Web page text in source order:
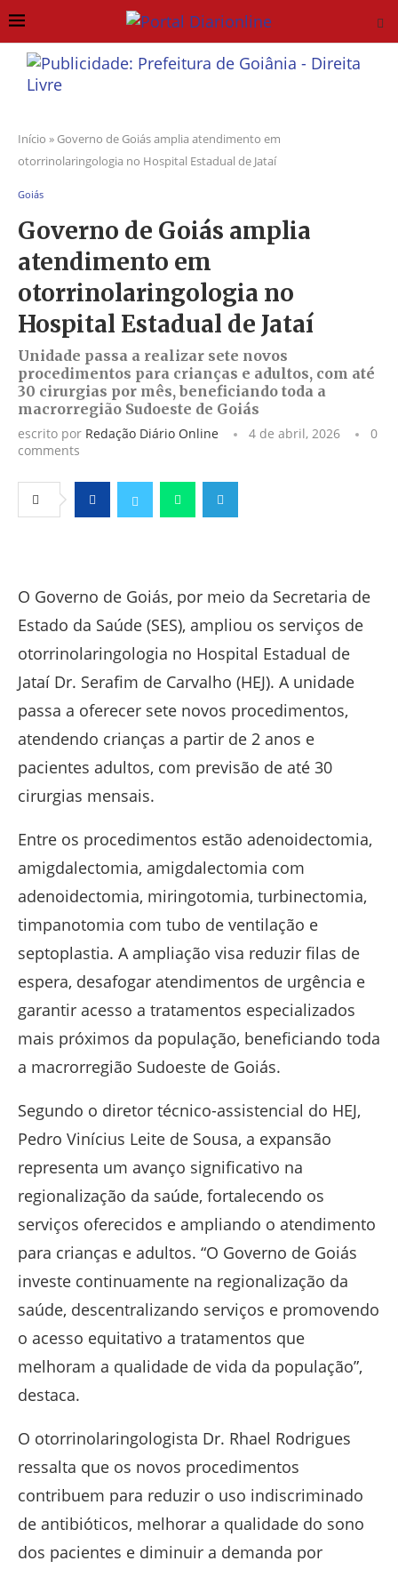
Início » Governo de Goiás amplia atendimento em
otorrinolaringologia no Hospital Estadual de Jataí
Goiás
Governo de Goiás amplia
atendimento em
otorrinolaringologia no
Hospital Estadual de Jataí
Unidade passa a realizar sete novos
procedimentos para crianças e adultos, com até
30 cirurgias por mês, beneficiando toda a
macrorregião Sudoeste de Goiás
escrito por Redação Diário Online 4 de abril, 2026
0
comments
O Governo de Goiás, por meio da Secretaria de
Estado da Saúde (SES), ampliou os serviços de
otorrinolaringologia no Hospital Estadual de
Jataí Dr. Serafim de Carvalho (HEJ). A unidade
passa a oferecer sete novos procedimentos,
atendendo crianças a partir de 2 anos e
pacientes adultos, com previsão de até 30
cirurgias mensais.
Entre os procedimentos estão adenoidectomia,
amigdalectomia, amigdalectomia com
adenoidectomia, miringotomia, turbinectomia,
timpanotomia com tubo de ventilação e
septoplastia. A ampliação visa reduzir filas de
espera, desafogar atendimentos de urgência e
garantir acesso a tratamentos especializados
mais próximos da população, beneficiando toda
a macrorregião Sudoeste de Goiás.
Segundo o diretor técnico-assistencial do HEJ,
Pedro Vinícius Leite de Sousa, a expansão
representa um avanço significativo na
regionalização da saúde, fortalecendo os
serviços oferecidos e ampliando o atendimento
para crianças e adultos. “O Governo de Goiás
investe continuamente na regionalização da
saúde, descentralizando serviços e promovendo
o acesso equitativo a tratamentos que
melhoram a qualidade de vida da população”,
destaca.
O otorrinolaringologista Dr. Rhael Rodrigues
ressalta que os novos procedimentos
contribuem para reduzir o uso indiscriminado
de antibióticos, melhorar a qualidade do sono
dos pacientes e diminuir a demanda por